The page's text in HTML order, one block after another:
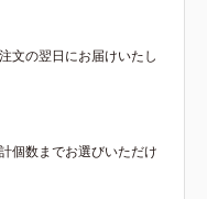
文の翌日にお届けいたし
個数までお選びいただけ